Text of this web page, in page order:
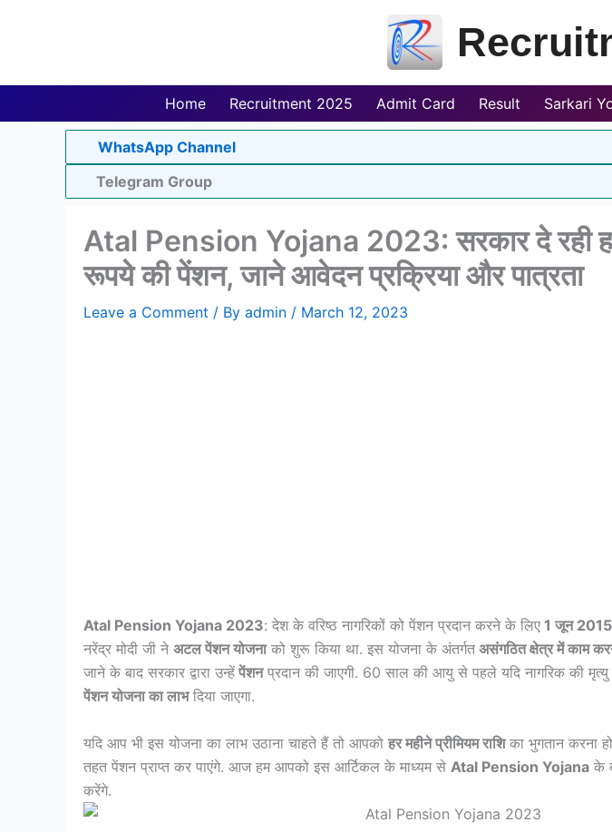
Home Recruitment 2025 Admit Card Result Sarkari
WhatsApp Channel
Telegram Group
Atal Pension Yojana 2023: सरकार दे रही
रूपये की पेंशन, जाने आवेदन प्रक्रिया और पात्रता
Leave a Comment / By admin / March 12, 2023
Atal Pension Yojana 2023: देश के वरिष्ठ नागरिकों को पेंशन प्रदान करने के लिए 1 जून
नरेंद्र मोदी जी ने अटल पेंशन योजनाको शुरू किया था. इस योजना के अंतर्गत असंगठित क्षेत्र में काम
जाने के बाद सरकार द्वारा उन्हें पेंशनप्रदान की जाएगी. 60 साल की आयु से पहले यदि नागरिक की मृत्यु
पेंशन योजना का लाभदिया जाएगा.
यदि आप भी इस योजना का लाभ उठाना चाहते हैं तो आपको हर महीने प्रीमियम राशिका भुगतान करना
तहत पेंशन प्राप्त कर पाएंगे. आज हम आपको इस आर्टिकल के माध्यम से Atal Pension Yojana के
करेंगे.